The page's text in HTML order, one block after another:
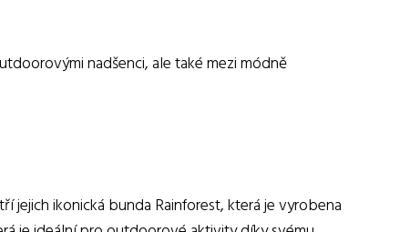
nadšenci, ale také mezi módně
jejich ikonická bunda Rainforest, která je vyrobena